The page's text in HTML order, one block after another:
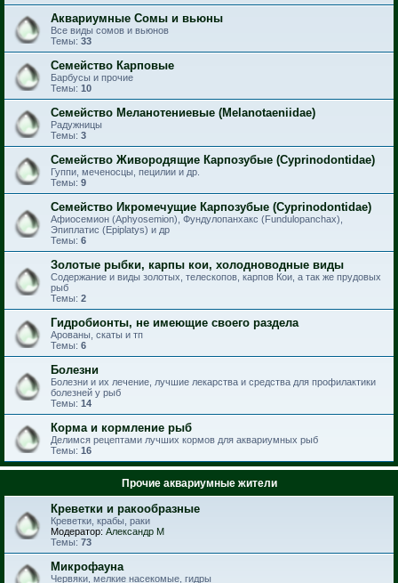
Аквариумные Сомы и вьюны
Все виды сомов и вьюнов
Темы: 33
Семейство Карповые
Барбусы и прочие
Темы: 10
Семейство Меланотениевые (Melanotaeniidae)
Радужницы
Темы: 3
Семейство Живородящие Карпозубые (Cyprinodontidae)
Гуппи, меченосцы, пецилии и др.
Темы: 9
Семейство Икромечущие Карпозубые (Cyprinodontidae)
Афиосемион (Aphyosemion), Фундулопанхакс (Fundulopanchax),
Эпиплатис (Epiplatys) и др
Темы: 6
Золотые рыбки, карпы кои, холодноводные виды
Содержание и виды золотых, телескопов, карпов Кои, а так же прудовых
рыб
Темы: 2
Гидробионты, не имеющие своего раздела
Арованы, скаты и тп
Темы: 6
Болезни
Болезни и их лечение, лучшие лекарства и средства для профилактики
болезней у рыб
Темы: 14
Корма и кормление рыб
Делимся рецептами лучших кормов для аквариумных рыб
Темы: 16
Прочие аквариумные жители
Креветки и ракообразные
Креветки, крабы, раки
Модератор: Александр М
Темы: 73
Микрофауна
Червяки, мелкие насекомые, гидры